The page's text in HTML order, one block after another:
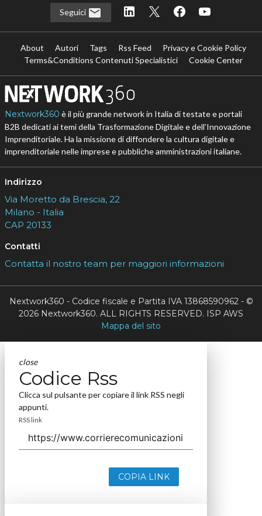
Seguici
About Autori Tags Rss Feed
Privacy e Cookie Policy
Terms&Conditions Contenuti Specialistici
Cookie Center
Nextwork360 è il più grande network in Italia di testate e portali
B2B dedicati ai temi della Trasformazione Digitale e dell’Innovazione
Imprenditoriale. Ha la missione di diffondere la cultura digitale e
imprenditoriale nelle imprese e pubbliche amministrazioni italiane.
Indirizzo
Via Moretto da Brescia, 22
Milano - Italia
CAP 20133
Contatti
Contatta il nostro team per maggiori informazioni
Nextwork360 - Codice fiscale e Partita IVA 13868590962 - ©
2026 Nextwork360. ALL RIGHTS RESERVED. ISP AWS
Mappa del sito
close
Codice Rss
Clicca sul pulsante per copiare il link RSS negli
appunti.
RSS link
COPIA LINK